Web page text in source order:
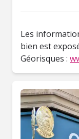
Les
bien est
Géorisques :